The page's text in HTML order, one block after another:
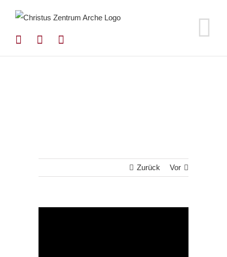
springen
Zurück Vor